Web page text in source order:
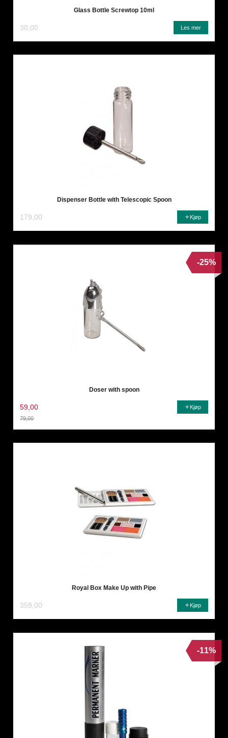
Glass Bottle Screwtop 10ml
30,00 Les mer
Dispenser Bottle with Telescopic Spoon
179,00 Kjøp
Doser with spoon
59,00
79,00
-25%
Kjøp
Royal Box Make Up with Pipe
359,00 Kjøp
-11%